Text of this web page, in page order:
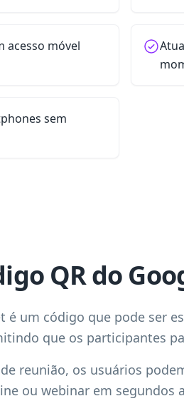
acesso móvel
sem
QR do
é um código que pode ser
que os participantes
reunião, os usuários
ou webinar em segundos